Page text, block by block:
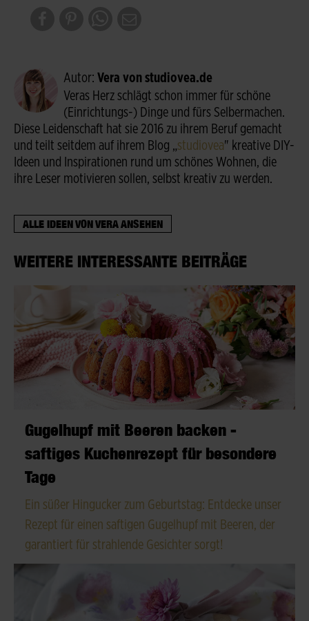
Autor: Vera von studiovea.de
Veras Herz schlägt schon immer für schöne
(Einrichtungs-) Dinge und fürs Selbermachen.
Diese Leidenschaft hat sie 2016 zu ihrem Beruf gemacht
und teilt seitdem auf ihrem Blog „studiovea" kreative DIY-
Ideen und Inspirationen rund um schönes Wohnen, die
ihre Leser motivieren sollen, selbst kreativ zu werden.
ALLE IDEEN VON VERA ANSEHEN
WEITERE INTERESSANTE BEITRÄGE
Gugelhupf mit Beeren backen -
saftiges Kuchenrezept für besondere
Tage
Ein süßer Hingucker zum Geburtstag: Entdecke unser
Rezept für einen saftigen Gugelhupf mit Beeren, der
garantiert für strahlende Gesichter sorgt!